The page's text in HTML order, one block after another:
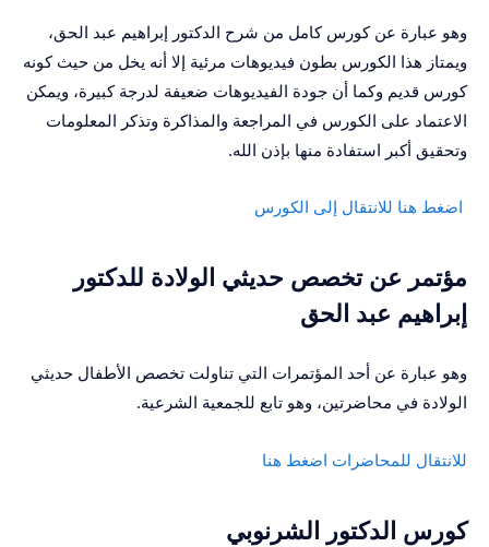
وهو عبارة عن كورس كامل من شرح الدكتور إبراهيم عبد الحق،
ويمتاز هذا الكورس بطون فيديوهات مرئية إلا أنه يخل من حيث كونه
كورس قديم وكما أن جودة الفيديوهات ضعيفة لدرجة كبيرة، ويمكن
الاعتماد على الكورس في المراجعة والمذاكرة وتذكر المعلومات
وتحقيق أكبر استفادة منها بإذن الله.
اضغط هنا للانتقال إلى الكورس
مؤتمر عن تخصص حديثي الولادة للدكتور
إبراهيم عبد الحق
وهو عبارة عن أحد المؤتمرات التي تناولت تخصص الأطفال حديثي
الولادة في محاضرتين، وهو تابع للجمعية الشرعية.
للانتقال للمحاضرات اضغط هنا
كورس الدكتور الشرنوبي